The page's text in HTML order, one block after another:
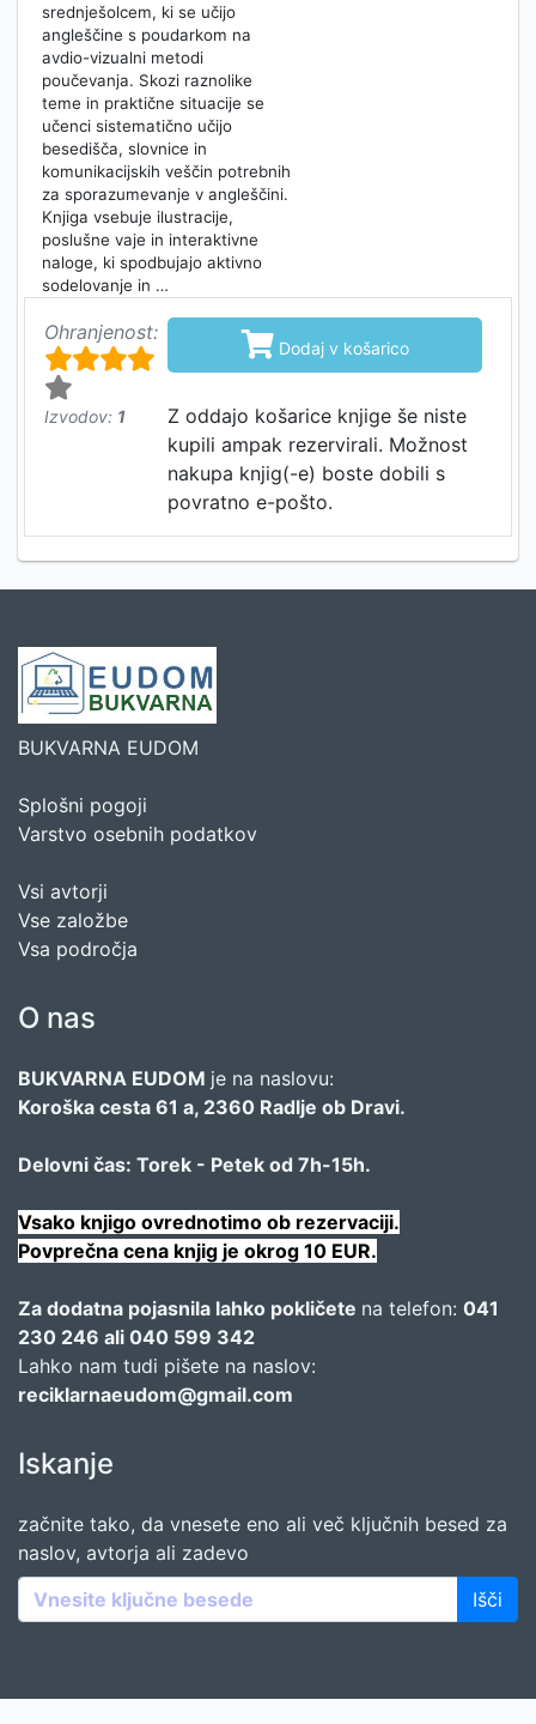
srednješolcem, ki se učijo
angleščine s poudarkom na
avdio-vizualni metodi
poučevanja. Skozi raznolike
teme in praktične situacije se
učenci sistematično učijo
besedišča, slovnice in
komunikacijskih veščin potrebnih
za sporazumevanje v angleščini.
Knjiga vsebuje ilustracije,
poslušne vaje in interaktivne
naloge, ki spodbujajo aktivno
sodelovanje in …
Ohranjenost:
Izvodov: 1
 Dodaj v košarico
Z oddajo košarice knjige še niste
kupili ampak rezervirali. Možnost
nakupa knjig(-e) boste dobili s
povratno e-pošto.
BUKVARNA EUDOM
Splošni pogoji
Varstvo osebnih podatkov
Vsi avtorji
Vse založbe
Vsa področja
O nas
BUKVARNA EUDOM je na naslovu:
Koroška cesta 61 a, 2360 Radlje ob Dravi.
Delovni čas: Torek - Petek od 7h-15h.
Vsako knjigo ovrednotimo ob rezervaciji.
Povprečna cena knjig je okrog 10 EUR.
Za dodatna pojasnila lahko pokličete na telefon: 041
230 246 ali 040 599 342
Lahko nam tudi pišete na naslov:
reciklarnaeudom@gmail.com
Iskanje
začnite tako, da vnesete eno ali več ključnih besed za
naslov, avtorja ali zadevo
Išči